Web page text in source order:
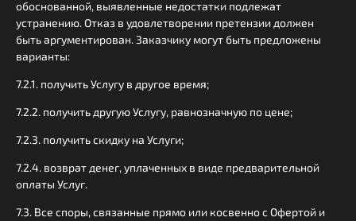
обоснованной, выявленные недостатки подлежат
устранению. Отказ в удовлетворении претензии должен
быть аргументирован. Заказчику могут быть предложены
варианты:
7.2.1. получить Услугу в другое время;
7.2.2. получить другую Услугу, равнозначную по цене;
7.2.3. получить скидку на Услуги;
7.2.4. возврат денег, уплаченных в виде предварительной
оплаты Услуг.
7.3. Все споры, связанные прямо или косвенно с Офертой и